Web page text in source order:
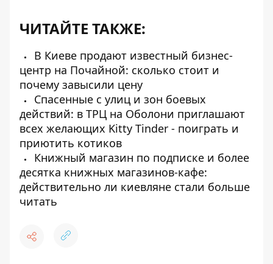
ЧИТАЙТЕ ТАКЖЕ:
В Киеве продают известный бизнес-
центр на Почайной: сколько стоит и
почему завысили цену
Спасенные с улиц и зон боевых
действий: в ТРЦ на Оболони приглашают
всех желающих Kitty Tinder - поиграть и
приютить котиков
Книжный магазин по подписке и более
десятка книжных магазинов-кафе:
действительно ли киевляне стали больше
читать